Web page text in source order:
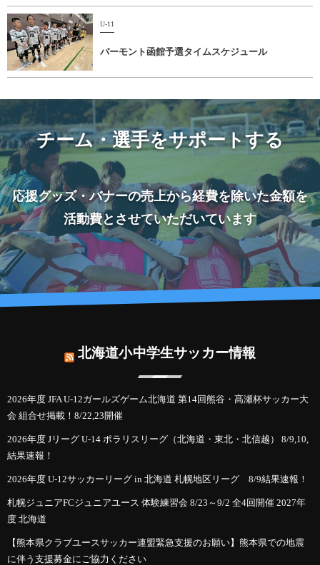
U-11
バーモント函館予選タイムスケジュール
チーム・選手をサポートする
応援グッズ・バナーの売上から経費を除いた金額を
活動費とさせていただいています
北海道小中学生サッカー情報
2026年度 JFA U-12ガールズゲーム北海道 第14回熊谷・髙瀬杯サッカー大
会 組合せ掲載！8/22,23開催
2026年度 Jリーグ U-14 ポラリスリーグ（北海道・東北・北信越） 8/9,10,
結果速報！
2026年度 U-12サッカーリーグ in 北海道 札幌地区リーグ 8/9結果速報！
札幌ジュニアFCジュニアユース 体験練習会 8/23～9/2 全4回開催 2027年
度 北海道
【熊本県クラブユースサッカー連盟緊急支援のお願い】熊本県での地震
に伴う支援募金にご協力ください